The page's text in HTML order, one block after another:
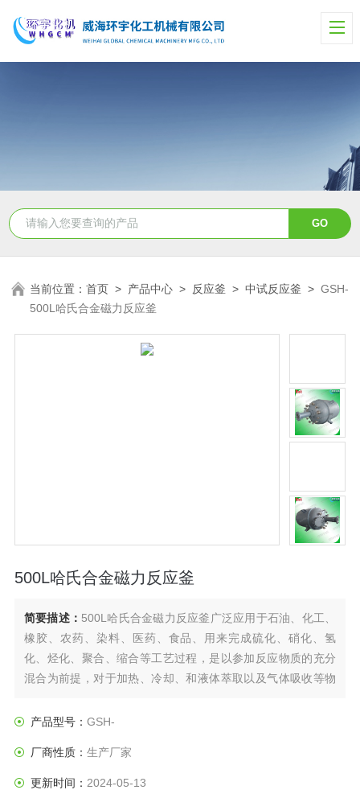
当前位置：首页 > 产品中心 > 反应釜 >中试反应釜 >GSH-
500L哈氏合金磁力反应釜
500L哈氏合金磁力反应釜
简要描述： 500L哈氏合金磁力反应釜广泛应用于石油、化工、
橡胶、农药、染料、医药、食品、用来完成硫化、硝化、氢
化、烃化、聚合、缩合等工艺过程，是以参加反应物质的充分
混合为前提，对于加热、冷却、和液体萃取以及气体吸收等物
工，制药等行业理想的所需设备。
产品型号： GSH-
厂商性质： 生产厂家
更新时间： 2024-05-13